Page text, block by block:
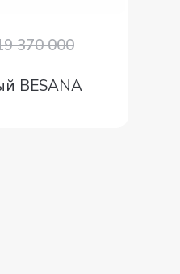
370 000
BESANA